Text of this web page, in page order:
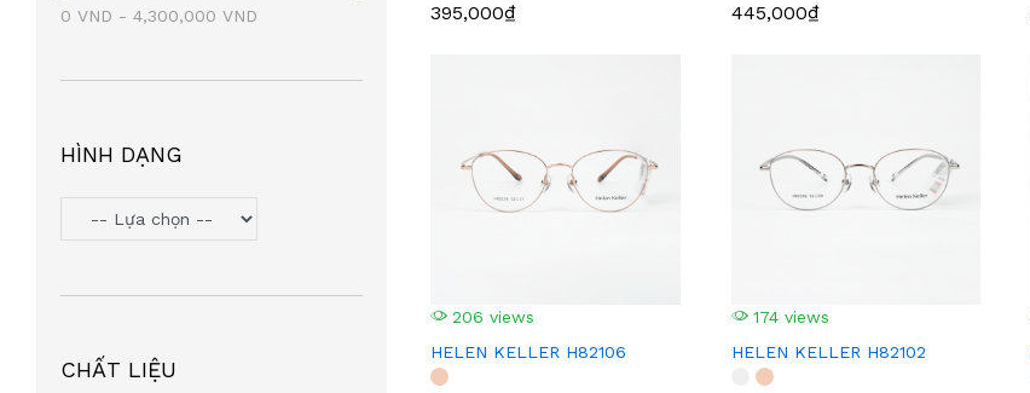
CHARMANT(2)
HELEN KELLER
SCHWARTZ(1)
LEECOOPER(7)
STEPPER
0 VND - 4,300,000 VND
HÌNH DẠNG
CHẤT LIỆU
395,000₫ 445,000₫
206 views
HELEN KELLER H82106
174 views
HELEN KELLER H82102